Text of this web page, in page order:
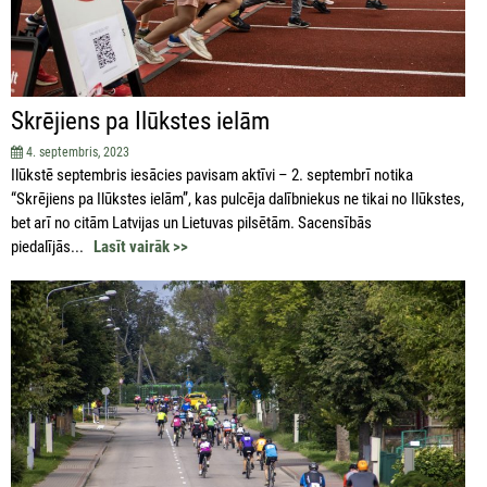
Skrējiens pa Ilūkstes ielām
4. septembris, 2023
Ilūkstē septembris iesācies pavisam aktīvi – 2. septembrī notika
“Skrējiens pa Ilūkstes ielām”, kas pulcēja dalībniekus ne tikai no Ilūkstes,
bet arī no citām Latvijas un Lietuvas pilsētām. Sacensībās
piedalījās... Lasīt vairāk >>